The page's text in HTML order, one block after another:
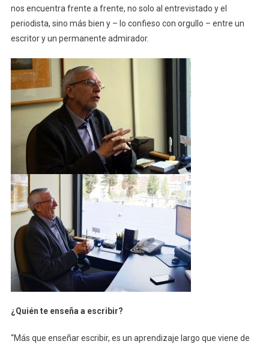
nos encuentra frente a frente, no solo al entrevistado y el
periodista, sino más bien y – lo confieso con orgullo – entre un
escritor y un permanente admirador.
¿Quién te enseña a escribir?
“Más que enseñar escribir, es un aprendizaje largo que viene de